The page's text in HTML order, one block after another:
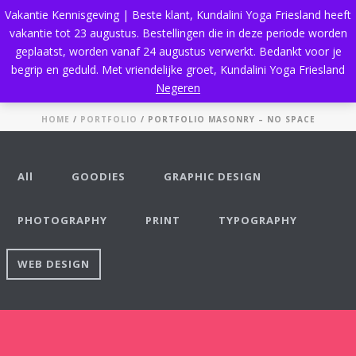
Portfolio Masonry – No Space
HOME / PORTFOLIO / PORTFOLIO MASONRY – NO SPACE
All GOODIES GRAPHIC DESIGN
PHOTOGRAPHY PRINT TYPOGRAPHY
WEB DESIGN
Vakantie Kennisgeving | Beste klant, Kundalini Yoga Friesland heeft
vakantie tot 23 augustus. Bestellingen die in deze periode worden
geplaatst, worden vanaf 24 augustus verwerkt. Bedankt voor je
begrip en geduld. Met vriendelijke groet, Kundalini Yoga Friesland
Negeren